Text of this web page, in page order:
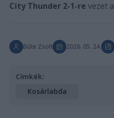
City Thunder 2-1-re vezet a
Bűte Zsolt 2026. 05. 24.
Címkék:
Kosárlabda